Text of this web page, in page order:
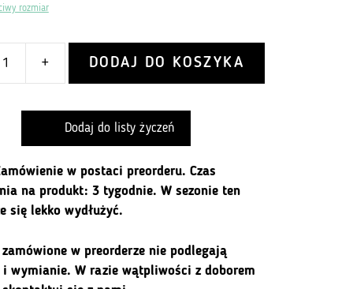
rozmiar
+ DODAJ DO KOSZYKA
Dodaj do listy życzeń
w postaci preorderu. Czas
na produkt: 3 tygodnie. W sezonie ten
się lekko wydłużyć.
w preorderze nie podlegają
wymianie. W razie wątpliwości z doborem